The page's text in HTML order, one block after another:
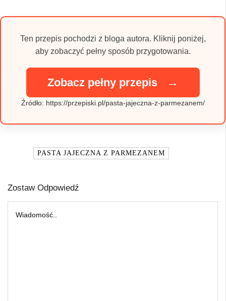
Ten przepis pochodzi z bloga autora. Kliknij poniżej,
aby zobaczyć pełny sposób przygotowania.
Zobacz pełny przepis →
Źródło: https://przepiski.pl/pasta-jajeczna-z-parmezanem/
PASTA JAJECZNA Z PARMEZANEM
Zostaw Odpowiedź